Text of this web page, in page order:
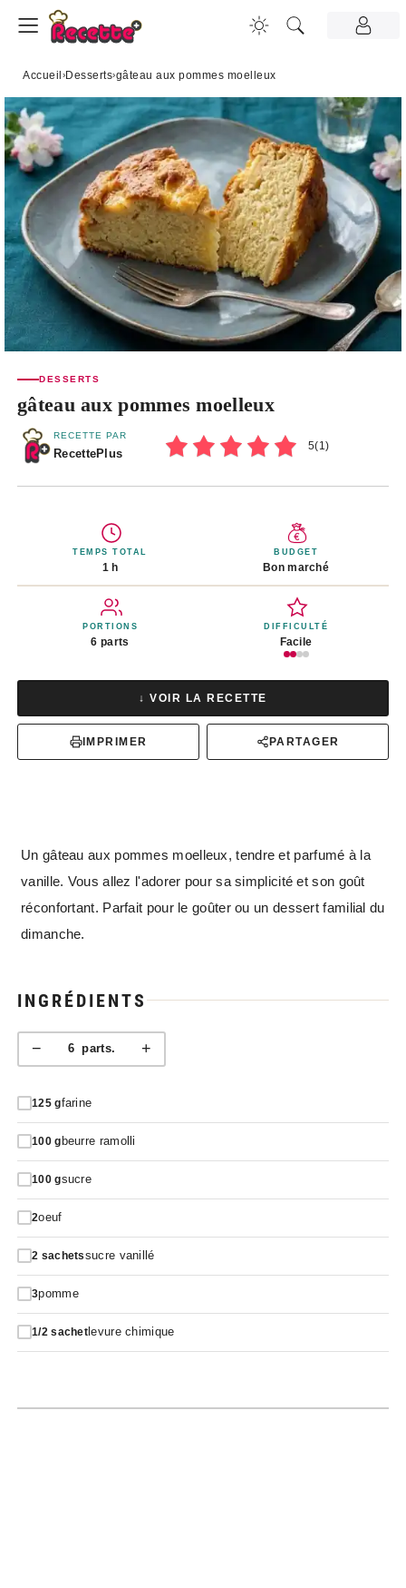
Accueil ›Desserts›gâteau aux pommes moelleux
DESSERTS
gâteau aux pommes moelleux
RECETTE PAR
RecettePlus
5(1)
TEMPS TOTAL
1 h
BUDGET
Bon marché
PORTIONS
6 parts
DIFFICULTÉ
Facile
↓ VOIR LA RECETTE
IMPRIMER PARTAGER
Un gâteau aux pommes moelleux, tendre et parfumé à la
vanille. Vous allez l'adorer pour sa simplicité et son goût
réconfortant. Parfait pour le goûter ou un dessert familial du
dimanche.
INGRÉDIENTS
− 6parts. +
125 gfarine
100 g beurre ramolli
100 gsucre
2oeuf
2 sachetssucre vanillé
3pomme
1/2 sachet levure chimique